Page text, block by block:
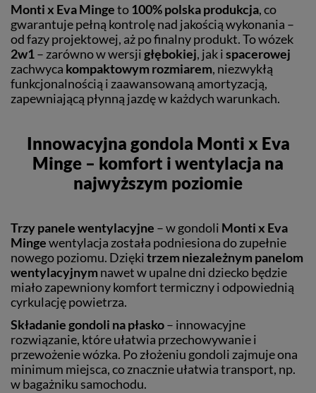
Monti x Eva Mingeto100% polska produkcja, co
gwarantuje pełną kontrolę nad jakością wykonania –
od fazy projektowej, aż po finalny produkt. To wózek
2w1– zarówno w wersjigłębokiej, jak ispacerowej
zachwyca kompaktowym rozmiarem, niezwykłą
funkcjonalnością i zaawansowaną amortyzacją,
zapewniającą płynną jazdę w każdych warunkach.
Innowacyjna gondola Monti x Eva
Minge – komfort i wentylacja na
najwyższym poziomie
Trzy panele wentylacyjne – w gondoli Monti x Eva
Mingewentylacja została podniesiona do zupełnie
nowego poziomu. Dziękitrzem niezależnym panelom
wentylacyjnym nawet w upalne dni dziecko będzie
miało zapewniony komfort termiczny i odpowiednią
cyrkulację powietrza.
Składanie gondoli na płasko– innowacyjne
rozwiązanie, które ułatwia przechowywanie i
przewożenie wózka. Po złożeniu gondoli zajmuje ona
minimum miejsca, co znacznie ułatwia transport, np.
w bagażniku samochodu.